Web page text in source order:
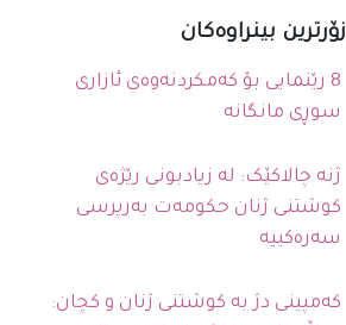
زۆرترین بینراوەکان
8 رێنمایی بۆ کەمکردنەوەی ئازاری
سوڕی مانگانە
ژنە چالاکێک: لە زیادبونی رێژەی
کوشتنی ژنان حکومەت بەرپرسی
سەرەکییە
کەمپینی دژ بە کوشتنی ژنان و کچان: